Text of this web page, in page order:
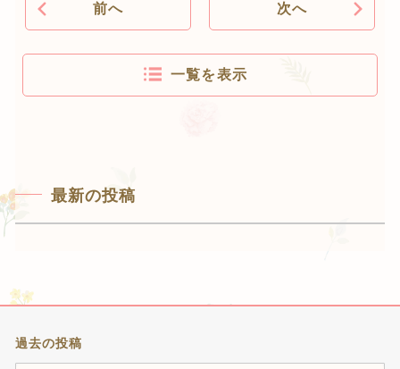
過去の投稿
前へ
一覧を表示
次へ
最新の投稿